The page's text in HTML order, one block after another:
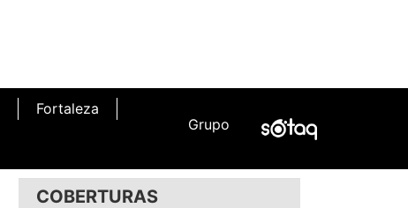
Fortaleza
Grupo
COBERTURAS